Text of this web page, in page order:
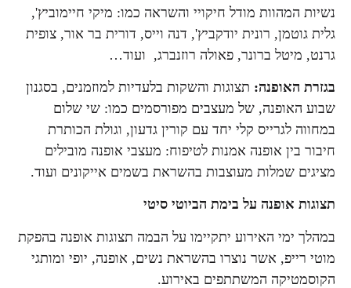
נשיות המהוות מודל חיקויי והשראה כמו: מיקי חיימוביץ',
גלית גוטמן, רונית יודקביץ', דנה וייס, דורית בר אור, צופית
גרנט, מיטל ברונר, פאולה רוזנברג, ועוד…
בגזרת האופנה:תצוגות והשקות בלעדיות למוזמנים, בסגנון
שבוע האופנה, של מעצבים מפורסמים כמו: שי שלום
במחווה לגרייס קלי יחד עם קורין גדעון, וגולת הכותרת
חיבור בין אופנה אמנות לטיפוח: מעצבי אופנה מובילים
מציגים שמלות מעוצבות בהשראת בשמים אייקונים ועוד.
תצוגות אופנה על בימת הביוטי סיטי
במהלך ימי האירוע יתקיימו על הבמה תצוגות אופנה בהפקת
מוטי רייפ, אשר נוצרו בהשראת נשים, אופנה, יופי ומותגי
הקוסמטיקה המשתתפים באירוע.